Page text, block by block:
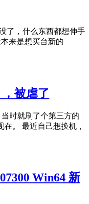
了，什么东西都想伸手
来是想买台新的
被虐了
当时就刷了个第三方的
在。 最近自己想换机，
Win64 新